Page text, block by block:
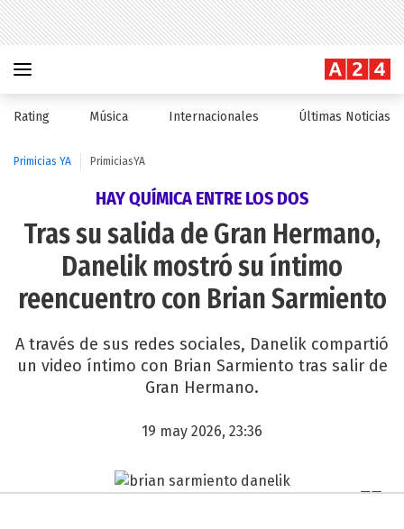
Rating Música Internacionales Últimas Noticias
Primicias YA PrimiciasYA
HAY QUÍMICA ENTRE LOS DOS
Tras su salida de Gran Hermano,
Danelik mostró su íntimo
reencuentro con Brian Sarmiento
A través de sus redes sociales, Danelik compartió
un video íntimo con Brian Sarmiento tras salir de
Gran Hermano.
19 may 2026, 23:36